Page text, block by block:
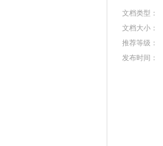
文档类型：
文档大小：
推荐等级：
发布时间：